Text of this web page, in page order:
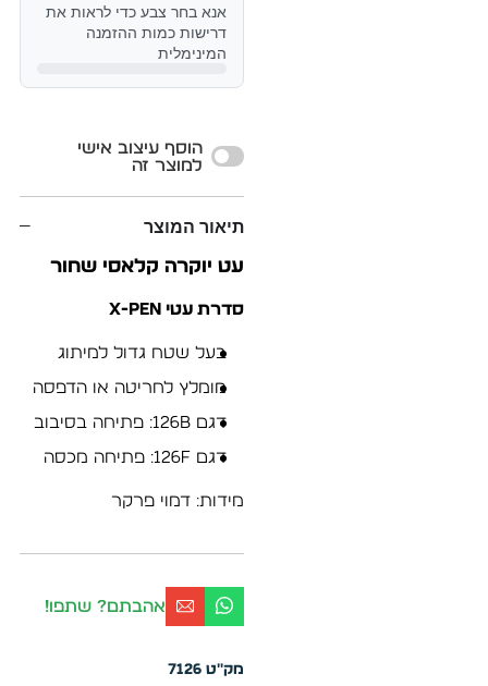
אנא בחר צבע כדי לראות את
דרישות כמות ההזמנה
המינימלית
הוסף עיצוב אישי
למוצר זה
תיאור המוצר
עט יוקרה קלאסי שחור
סדרת עטי X-PEN
בעל שטח גדול למיתוג
מומלץ לחריטה או הדפסה
דגם 126b: פתיחה בסיבוב
דגם 126f: פתיחה מכסה
מידות: דמוי פרקר
אהבתם? שתפו!
מק"ט 7126